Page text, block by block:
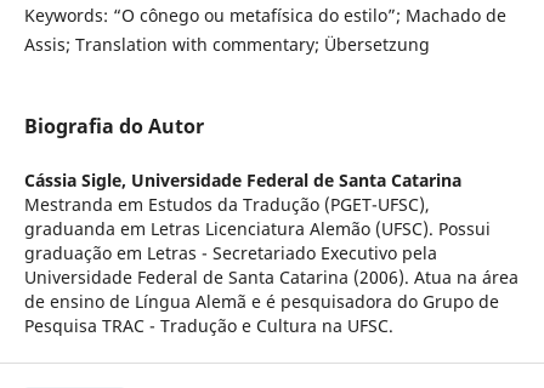
Keywords: “O cônego ou metafísica do estilo”; Machado de
Assis; Translation with commentary; Übersetzung
Biografia do Autor
Cássia Sigle, Universidade Federal de Santa Catarina
Mestranda em Estudos da Tradução (PGET-UFSC),
graduanda em Letras Licenciatura Alemão (UFSC). Possui
graduação em Letras - Secretariado Executivo pela
Universidade Federal de Santa Catarina (2006). Atua na área
de ensino de Língua Alemã e é pesquisadora do Grupo de
Pesquisa TRAC - Tradução e Cultura na UFSC.